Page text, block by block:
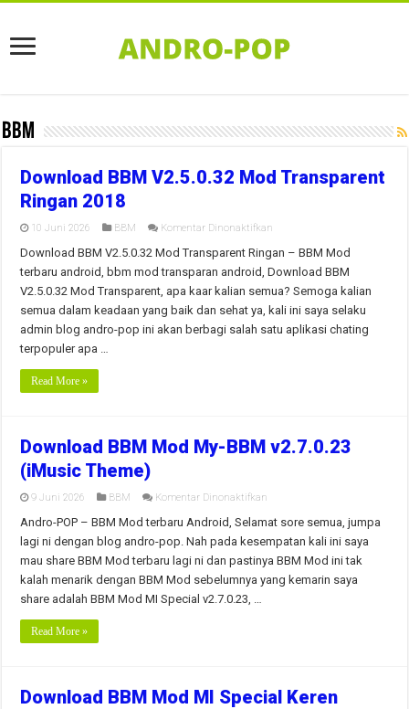
BBM
Download BBM V2.5.0.32 Mod Transparent
Ringan 2018
10 Juni 2026 BBM Komentar Dinonaktifkan
BBM
Mod
Transparent
Ringan
2018
Download BBM V2.5.0.32 Mod Transparent Ringan – BBM Mod
terbaru android, bbm mod transparan android, Download BBM
V2.5.0.32 Mod Transparent, apa kaar kalian semua? Semoga kalian
semua dalam keadaan yang baik dan sehat ya, kali ini saya selaku
admin blog andro-pop ini akan berbagi salah satu aplikasi chating
terpopuler apa …
Read More »
Download BBM Mod My-BBM v2.7.0.23
(iMusic Theme)
9 Juni 2026 BBM Komentar Dinonaktifkan
BBM
My-
BBM
v2.7.0.23
(iMusic
Andro-POP – BBM Mod terbaru Android, Selamat sore semua, jumpa
lagi ni dengan blog andro-pop. Nah pada kesempatan kali ini saya
mau share BBM Mod terbaru lagi ni dan pastinya BBM Mod ini tak
kalah menarik dengan BBM Mod sebelumnya yang kemarin saya
share adalah BBM Mod MI Special v2.7.0.23, …
Read More »
Download BBM Mod MI Special Keren